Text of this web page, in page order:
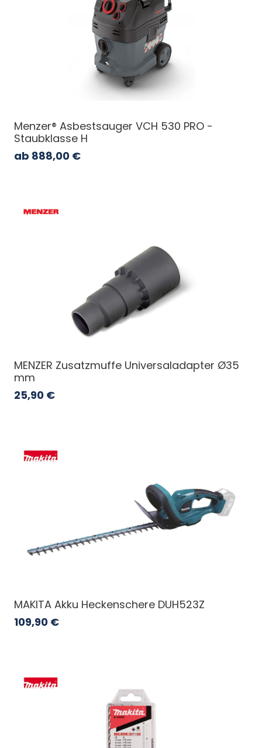
Menzer® Asbestsauger VCH 530 PRO -
Staubklasse H
ab 888,00 €
MENZER Zusatzmuffe Universaladapter Ø35
mm
25,90 €
MAKITA Akku Heckenschere DUH523Z
109,90 €